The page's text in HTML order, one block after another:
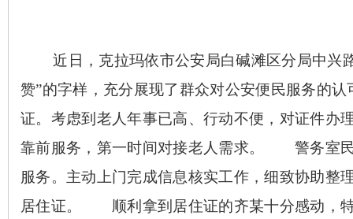
近日，克拉玛依市公安局白碱滩区分局中兴
赞”的字样，充分展现了群众对公安便民服务的
证。考虑到老人年事已高、行动不便，对证件办
靠前服务，第一时间对接老人需求。 警务室民
服务。主动上门完成信息核实工作，细致协助整
居住证。 顺利拿到居住证的齐某十分感动，特